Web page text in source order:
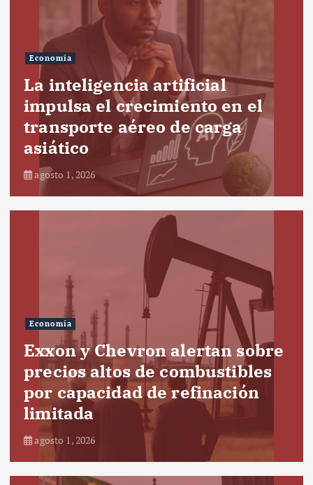
Economía
La inteligencia artificial
impulsa el crecimiento en el
transporte aéreo de carga
asiático
agosto 1, 2026
Economía
Exxon y Chevron alertan sobre
precios altos de combustibles
por capacidad de refinación
limitada
agosto 1, 2026